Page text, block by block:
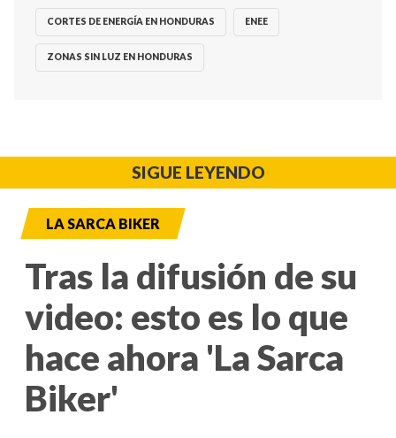
CORTES DE ENERGÍA EN HONDURAS ENEE
ZONAS SIN LUZ EN HONDURAS
SIGUE LEYENDO
LA SARCA BIKER
Tras la difusión de su
video: esto es lo que
hace ahora 'La Sarca
Biker'